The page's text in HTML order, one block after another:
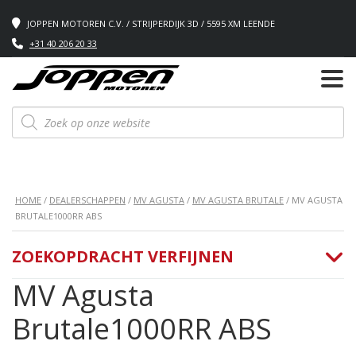
JOPPEN MOTOREN C.V. / STRIJPERDIJK 3D / 5595 XM LEENDE
+31 40 206 20 33
Producten
zoeken
HOME / DEALERSCHAPPEN / MV AGUSTA / MV AGUSTA BRUTALE / MV AGUSTA
BRUTALE1000RR ABS
MV Agusta
Brutale1000RR ABS
ZOEKOPDRACHT VERFIJNEN